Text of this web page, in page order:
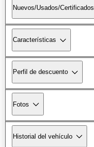
Nuevos/Usados/Certificados
Características
Perfil de descuento
Fotos
Historial del vehículo